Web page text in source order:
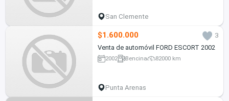
San Clemente
$1.600.000
3
Venta de automóvil FORD ESCORT 2002
2002 Bencina 82000 km
Punta Arenas